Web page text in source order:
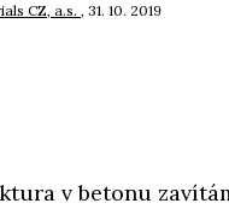
CZ, a.s. , 31. 10. 2019
v betonu